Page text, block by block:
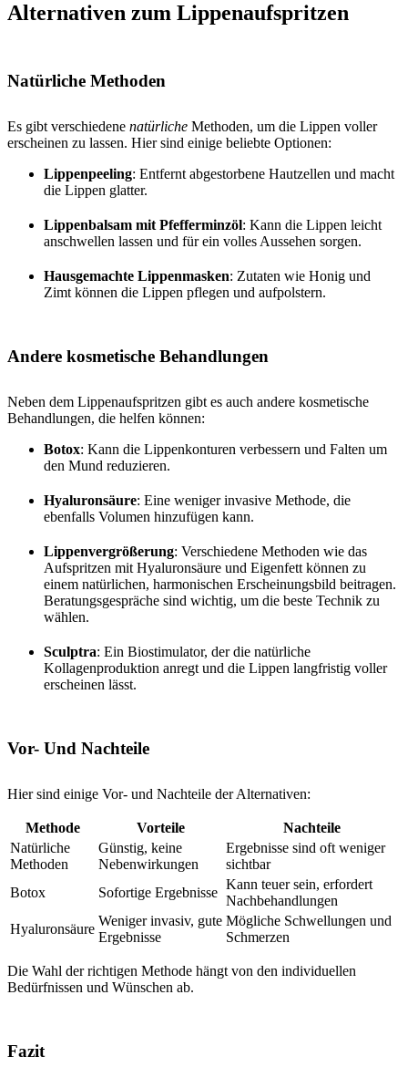
Alternativen zum Lippenaufspritzen
Natürliche Methoden
Es gibt verschiedene natürliche Methoden, um die Lippen voller
erscheinen zu lassen. Hier sind einige beliebte Optionen:
Lippenpeeling: Entfernt abgestorbene Hautzellen und macht
die Lippen glatter.
Lippenbalsam mit Pfefferminzöl: Kann die Lippen leicht
anschwellen lassen und für ein volles Aussehen sorgen.
Hausgemachte Lippenmasken: Zutaten wie Honig und
Zimt können die Lippen pflegen und aufpolstern.
Andere kosmetische Behandlungen
Neben dem Lippenaufspritzen gibt es auch andere kosmetische
Behandlungen, die helfen können:
Botox: Kann die Lippenkonturen verbessern und Falten um
den Mund reduzieren.
Hyaluronsäure: Eine weniger invasive Methode, die
ebenfalls Volumen hinzufügen kann.
Lippenvergrößerung: Verschiedene Methoden wie das
Aufspritzen mit Hyaluronsäure und Eigenfett können zu
einem natürlichen, harmonischen Erscheinungsbild beitragen.
Beratungsgespräche sind wichtig, um die beste Technik zu
wählen.
Sculptra: Ein Biostimulator, der die natürliche
Kollagenproduktion anregt und die Lippen langfristig voller
erscheinen lässt.
Vor- Und Nachteile
Hier sind einige Vor- und Nachteile der Alternativen:
Methode Vorteile
Nachteile
Natürliche
Methoden
Günstig, keine
Nebenwirkungen
Ergebnisse sind oft weniger
sichtbar
Botox
Sofortige Ergebnisse
Kann teuer sein, erfordert
Nachbehandlungen
Hyaluronsäure
Weniger invasiv, gute
Ergebnisse
Mögliche Schwellungen und
Schmerzen
Die Wahl der richtigen Methode hängt von den individuellen
Bedürfnissen und Wünschen ab.
Fazit